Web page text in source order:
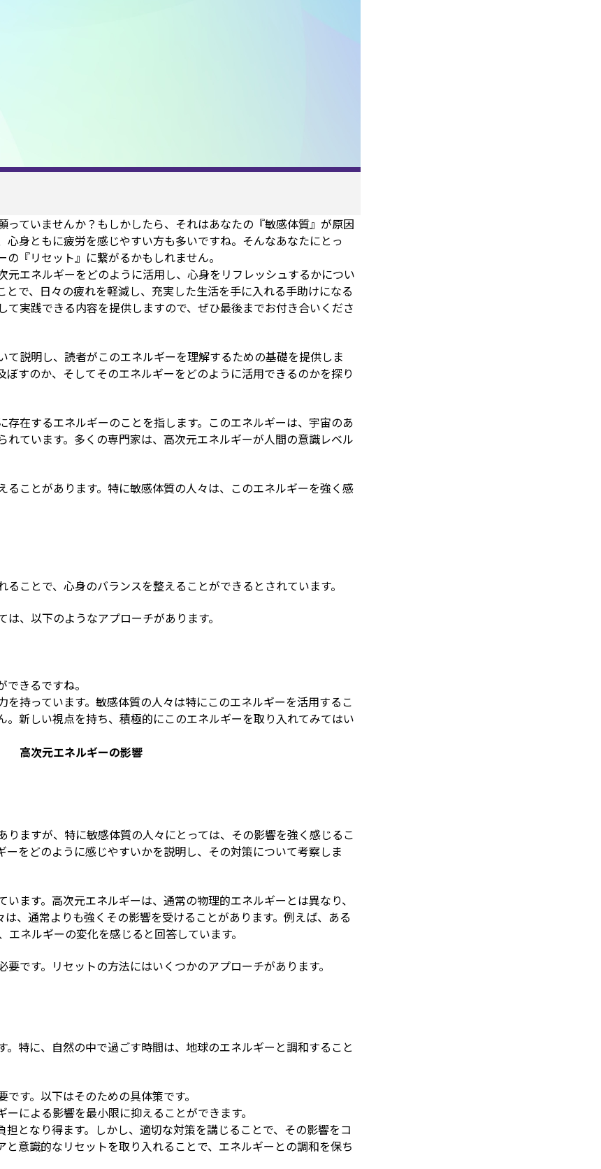
ていませんか？もしかしたら、それはあなたの『敏感体質』が原因
身ともに疲労を感じやすい方も多いですね。そんなあなたにとっ
『リセット』に繋がるかもしれません。
エネルギーをどのように活用し、心身をリフレッシュするかについ
で、日々の疲れを軽減し、充実した生活を手に入れる手助けになる
実践できる内容を提供しますので、ぜひ最後までお付き合いくださ
説明し、読者がこのエネルギーを理解するための基礎を提供しま
すのか、そしてそのエネルギーをどのように活用できるのかを探り
在するエネルギーのことを指します。このエネルギーは、宇宙のあ
ています。多くの専門家は、高次元エネルギーが人間の意識レベル
ことがあります。特に敏感体質の人々は、このエネルギーを強く感
ことで、心身のバランスを整えることができるとされています。
、以下のようなアプローチがあります。
きるですね。
持っています。敏感体質の人々は特にこのエネルギーを活用するこ
新しい視点を持ち、積極的にこのエネルギーを取り入れてみてはい
高次元エネルギーの影響
ますが、特に敏感体質の人々にとっては、その影響を強く感じるこ
をどのように感じやすいかを説明し、その対策について考察しま
ます。高次元エネルギーは、通常の物理的エネルギーとは異なり、
、通常よりも強くその影響を受けることがあります。例えば、ある
ネルギーの変化を感じると回答しています。
です。リセットの方法にはいくつかのアプローチがあります。
特に、自然の中で過ごす時間は、地球のエネルギーと調和すること
す。以下はそのための具体策です。
による影響を最小限に抑えることができます。
となり得ます。しかし、適切な対策を講じることで、その影響をコ
意識的なリセットを取り入れることで、エネルギーとの調和を保ち